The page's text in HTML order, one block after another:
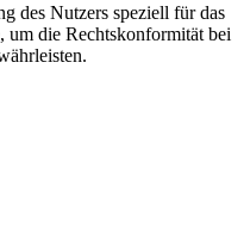
des Nutzers speziell für das
um die Rechtskonformität bei